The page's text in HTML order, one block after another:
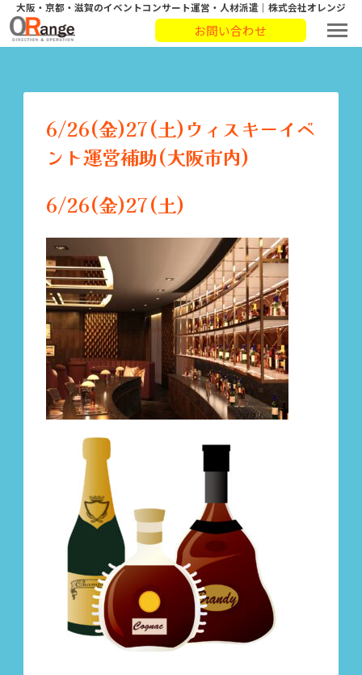
大阪・京都・滋賀のイベントコンサート運営・人材派遣｜株式会社オレンジ
お問い合わせ
6/26(金)27(土)ウィスキーイベ
ント運営補助(大阪市内)
6/26(金)27(土)